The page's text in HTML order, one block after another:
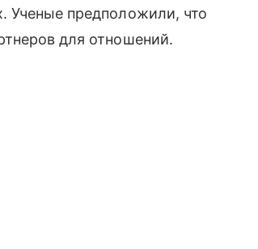
Ученые предположили, что
для отношений.